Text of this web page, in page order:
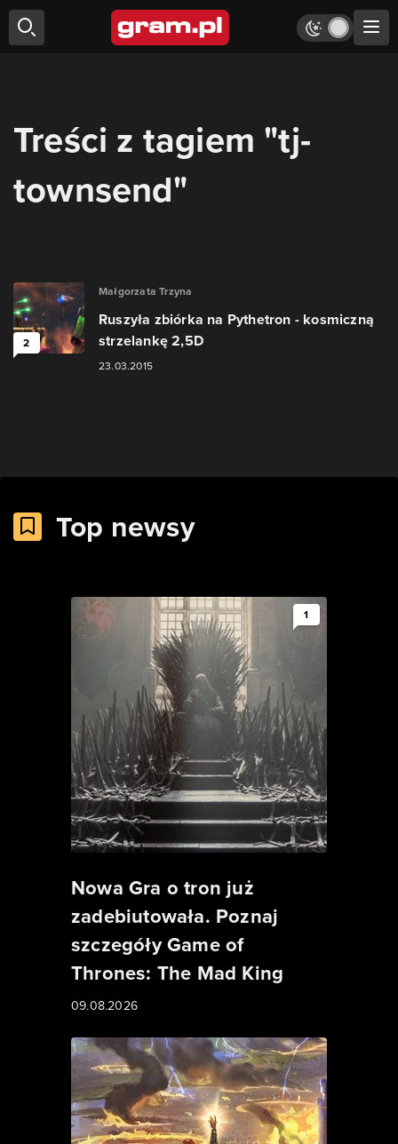
Treści z tagiem "tj-
townsend"
2
Małgorzata Trzyna
Ruszyła zbiórka na Pythetron - kosmiczną
strzelankę 2,5D
23.03.2015
Top newsy
1
Nowa Gra o tron już
zadebiutowała. Poznaj
szczegóły Game of
Thrones: The Mad King
09.08.2026